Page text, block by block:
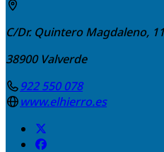
C/Dr. Quintero Magdaleno, 11
38900 Valverde
922 550 078
www.elhierro.es